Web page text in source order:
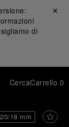
di
Chiudi ✕
CercaCarrello 0
20/18 mm